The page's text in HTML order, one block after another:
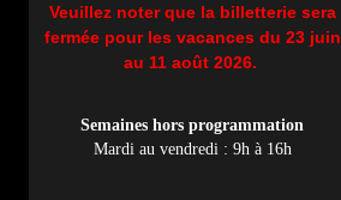
Veuillez noter que la billetterie sera
fermée pour les vacances du 23 juin
au 11 août 2026.
Semaines hors programmation
Mardi au vendredi : 9h à 16h